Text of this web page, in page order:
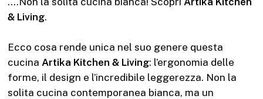
& Living.
Ecco cosa rende unica nel suo genere questa
cucina Artika Kitchen & Living: l’ergonomia delle
forme, il design e l’incredibile leggerezza. Non la
solita cucina contemporanea bianca, ma un